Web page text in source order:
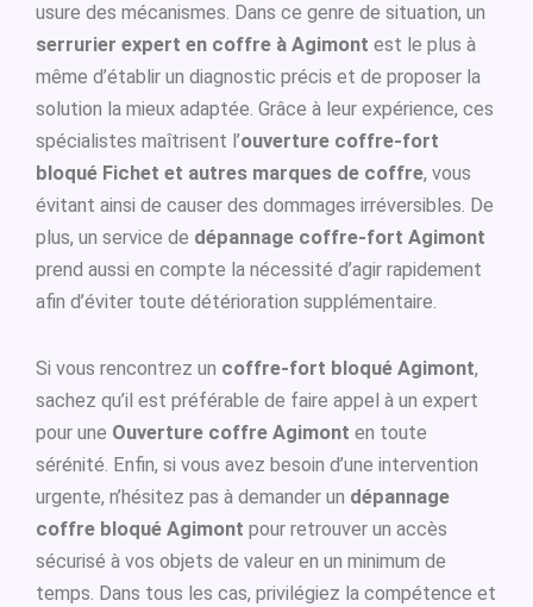
usure des mécanismes. Dans ce genre de situation, un
serrurier expert en coffre à Agimont est le plus à
même d’établir un diagnostic précis et de proposer la
solution la mieux adaptée. Grâce à leur expérience, ces
spécialistes maîtrisent l’ouverture coffre-fort
bloqué Fichet et autres marques de coffre, vous
évitant ainsi de causer des dommages irréversibles. De
plus, un service de dépannage coffre-fort Agimont
prend aussi en compte la nécessité d’agir rapidement
afin d’éviter toute détérioration supplémentaire.
Si vous rencontrez un coffre-fort bloqué Agimont,
sachez qu’il est préférable de faire appel à un expert
pour une Ouverture coffre Agimont en toute
sérénité. Enfin, si vous avez besoin d’une intervention
urgente, n’hésitez pas à demander un dépannage
coffre bloqué Agimont pour retrouver un accès
sécurisé à vos objets de valeur en un minimum de
temps. Dans tous les cas, privilégiez la compétence et